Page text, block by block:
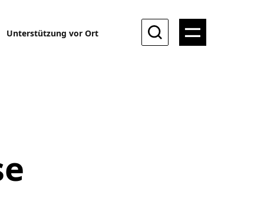
Unterstützung vor Ort